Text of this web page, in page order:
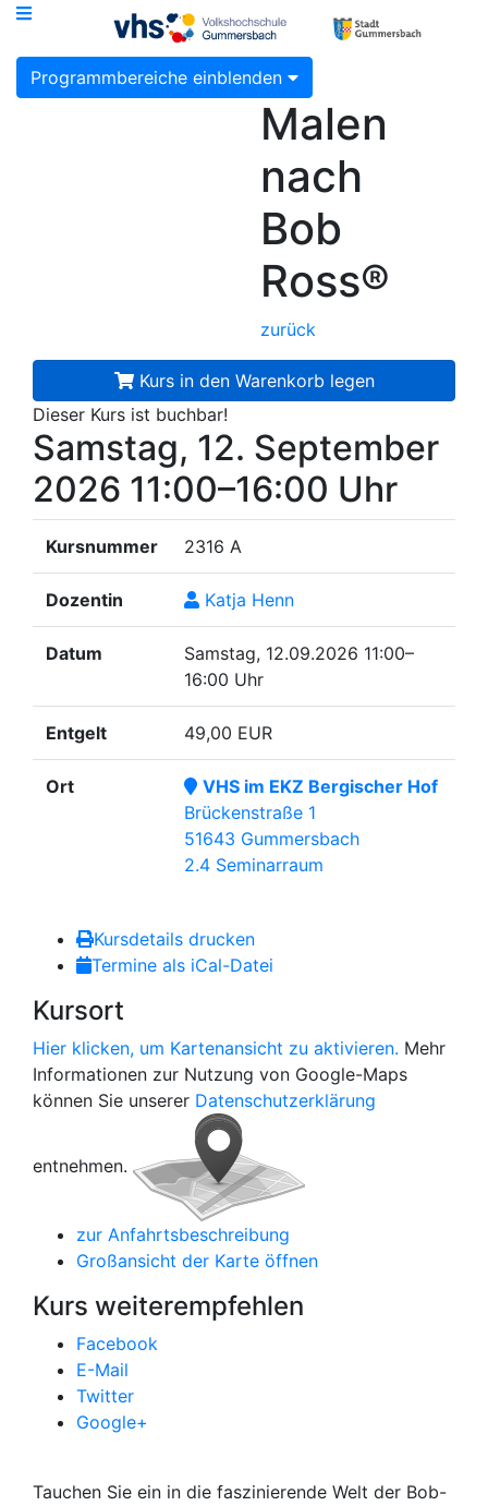
Programmbereiche einblenden
Malen
nach
Bob
Ross®
zurück
Kurs in den Warenkorb legen
Dieser Kurs ist buchbar!
Samstag, 12. September
2026 11:00–16:00 Uhr
Kursnummer 2316 A
Dozentin Katja Henn
Datum Samstag, 12.09.2026 11:00–
16:00 Uhr
Entgelt 49,00 EUR
Ort
VHS im EKZ Bergischer Hof
Brückenstraße 1
51643 Gummersbach
2.4 Seminarraum
Kursdetails drucken
Termine als iCal-Datei
Kursort
Hier klicken, um Kartenansicht zu aktivieren. Mehr
Informationen zur Nutzung von Google-Maps
können Sie unserer Datenschutzerklärung
entnehmen.
zur Anfahrtsbeschreibung
Großansicht der Karte öffnen
Kurs weiterempfehlen
Facebook
E-Mail
Twitter
Google+
Tauchen Sie ein in die faszinierende Welt der Bob-